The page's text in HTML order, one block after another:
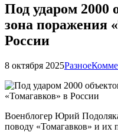
Под ударом 2000
зона поражения
России
8 октября 2025Разное
Военблогер Юрий
поводу «Томагавков» и их